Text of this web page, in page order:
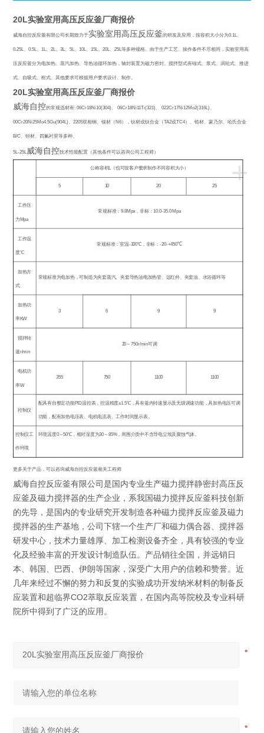
20L实验室用高压反应釜厂商报价
威海自控反应釜有限公司长期致力于实验室用高压反应釜的研发及应用，按容积大小分为0.1L、
0.25L、0.5L、1L、2L、3L、5L、10L、15L、20L、25L等多种规格。由于生产工艺、操作条件不尽相同，实验室用高
压反应釜分为电加热、蒸汽加热、导热油循环加热，轴封装置为磁力密封。搅拌型式有锚式、浆式、涡轮式、推进
式、自吸式、框式。其他要求可根据用户要求设计、制作。
20L实验室用高压反应釜厂商报价
威海自控的常规选材有: 06Cr18Ni10(304) 、06Cr18Ni11Ti(321) 、022Cr17Ni12Mo2(316L) 、
00Cr20Ni25Mo4.5Gu(904L) 、2205双相钢、镍材（ N6），钛材或钛合金（TA2或TC4）、锆材、蒙乃尔、哈氏合金
B/C、钽材、四氟衬里等多种。
5L-25L 威海自控技术性能配置（其他条件可以咨询公司工程师）
+
公称容积L （也可按客户要求制作不同容积大小）
5 10 20 25
工作压
力 Mpa
常规标准：9.8Mpa，非标：10.0-35.0 Mpa
工作温
度℃
常规标准：室温-300℃ ，非标：-20-+450℃
加热方
式
常规标准为电加热，可制造为夹套蒸汽、夹套导热油电加热管、远红外、夹套油、水浴循环等
加热功
率KW
3 6 9 9
搅拌转
速r/min
20 ～750r/min可调
电机功
率W
355 750 1100 1100
控制仪
配具有自整定功能PID温控表，控温精度±1.5℃，具有釜内转速显示及无级调速功能，具加热电压可调
功能，配有加热电压表、电机电流表、工作时间显示表。
控制仪工
作环境
环境温度0～50℃ ，相对湿度为30 ～85%，周围介质中不含导电尘埃及腐蚀气体。
更多关于产品，可以咨询威海自控反应釜相关工程师
威海自控反应釜有限公司是国内专业生产磁力搅拌静密封高压反
应釜及磁力搅拌器的生产企业，系我国磁力搅拌反应釜科技创新
的先导，是国内的专业研究开发制造各种磁力搅拌反应釜及磁力
搅拌器的生产基地，公司下辖一个生产厂和磁力偶合器、搅拌器
研发中心，技术力量雄厚、加工检测设备齐全，具有较强的专业
化及经验丰富的开发设计制造队伍。产品销往全国，并远销日
本、韩国、巴西、伊朗等国家，深受广大用户的信赖和赞誉。近
几年来经过不懈的努力和反复的实验成功开发纳米材料的制备反
应装置和超临界CO2萃取反应装置，在国内高等院校及专业科研
院所中得到了广泛的应用。